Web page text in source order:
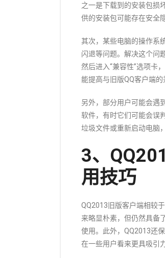
之一是下载到的安装包损
供的安装包可能存在安全
其次，某些电脑的操作系
闪退等问题。解决这个问
然后进入“兼容性”选项卡
能提高与旧版QQ客户端
另外，部分用户可能会遇
软件，有时它们可能会误
垃圾文件或重新启动电脑
3、
用技巧
QQ2013旧版客户端相较
来略显朴素，但仍然具备
使用。此外，QQ2013还
在一些用户看来更具吸引力